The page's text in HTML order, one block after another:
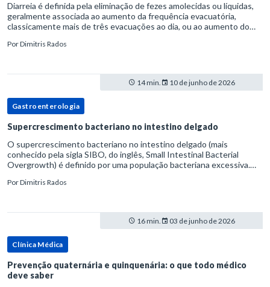
Diarreia é definida pela eliminação de fezes amolecidas ou líquidas,
geralmente associada ao aumento da frequência evacuatória,
classicamente mais de três evacuações ao dia, ou ao aumento do
PorDimitris Rados
14 min. 10 de junho de 2026
Gastroenterologia
Supercrescimento bacteriano no intestino delgado
O supercrescimento bacteriano no intestino delgado (mais
conhecido pela sigla SIBO, do inglês, Small Intestinal Bacterial
Overgrowth) é definido por uma população bacteriana excessiva.
PorDimitris Rados
16 min. 03 de junho de 2026
Clínica Médica
Prevenção quaternária e quinquenária: o que todo médico
deve saber